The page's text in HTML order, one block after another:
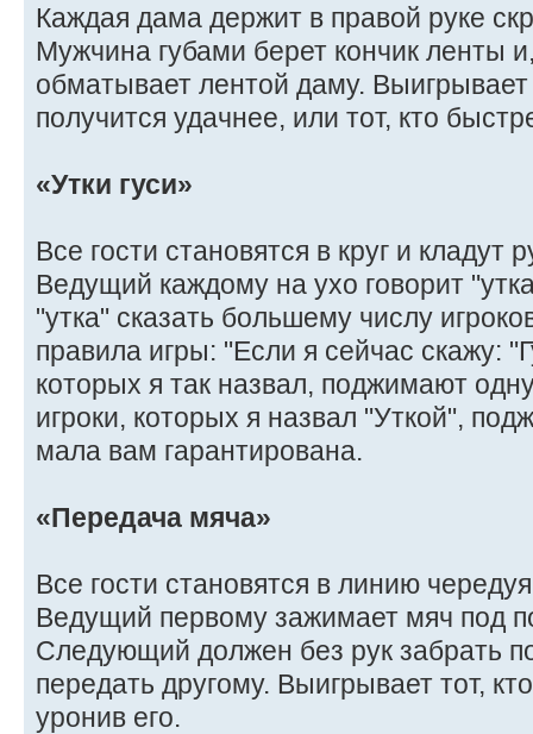
Каждая дама держит в правой руке
Мужчина губами берет кончик ленты
обматывает лентой даму. Выигрывает
получится удачнее, или тот, кто
«Утки гуси»
Все гости становятся в круг и кладут
Ведущий каждому на ухо говорит
"утка" сказать большему числу
правила игры: "Если я сейчас скажу:
которых я так назвал, поджимают
игроки, которых я назвал "Уткой",
мала вам гарантирована.
«Передача мяча»
Все гости становятся в линию
Ведущий первому зажимает мяч под
Следующий должен без рук забрать
передать другому. Выигрывает тот,
уронив его.